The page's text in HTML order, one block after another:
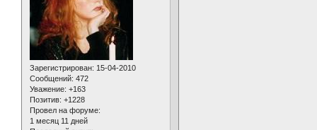
Зарегистрирован: 15-04-2010
Сообщений: 472
Уважение: +163
Позитив: +1228
Провел на форуме:
1 месяц 11 дней